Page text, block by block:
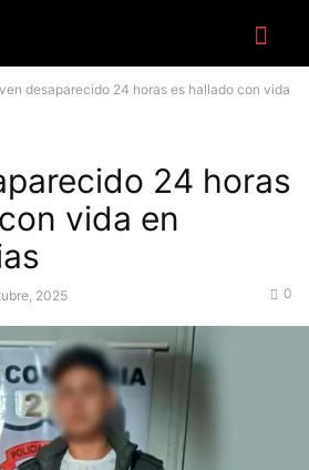
desaparecido 24 horas es hallado con vida
24 horas
vida en
2025 0